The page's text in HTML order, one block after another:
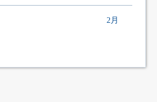
2月